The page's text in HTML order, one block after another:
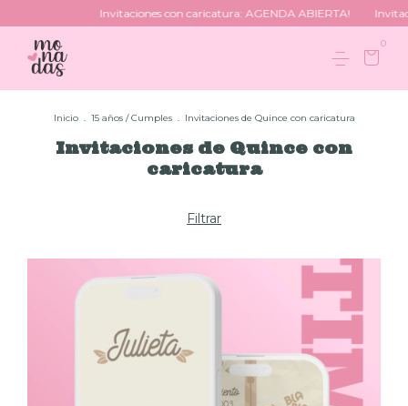
Invitaciones con caricatura: AGENDA ABIERTA!
0
Inicio . 15 años / Cumples . Invitaciones de Quince con caricatura
Invitaciones de Quince con
caricatura
Filtrar